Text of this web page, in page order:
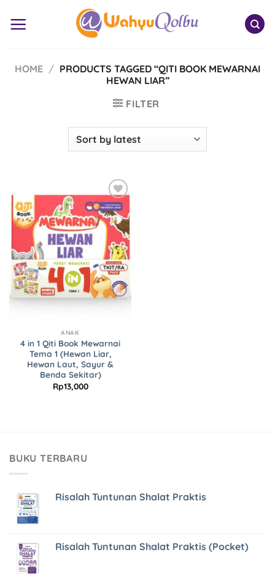
HOME / PRODUCTS TAGGED “QITI BOOK MEWARNAI
HEWAN LIAR”
FILTER
Add to
Wishlist
ANAK
4 in 1 Qiti Book Mewarnai
Tema 1 (Hewan Liar,
Hewan Laut, Sayur &
Benda Sekitar)
Rp13,000
BUKU TERBARU
Risalah Tuntunan Shalat Praktis
Risalah Tuntunan Shalat Praktis (Pocket)